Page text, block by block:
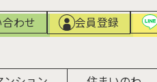
わせ 会員登録